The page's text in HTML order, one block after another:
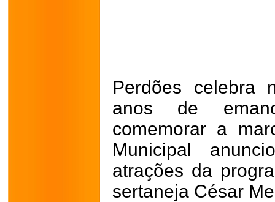
Perdões celebra
anos de
comemorar a
Municipal
atrações da
sertaneja César